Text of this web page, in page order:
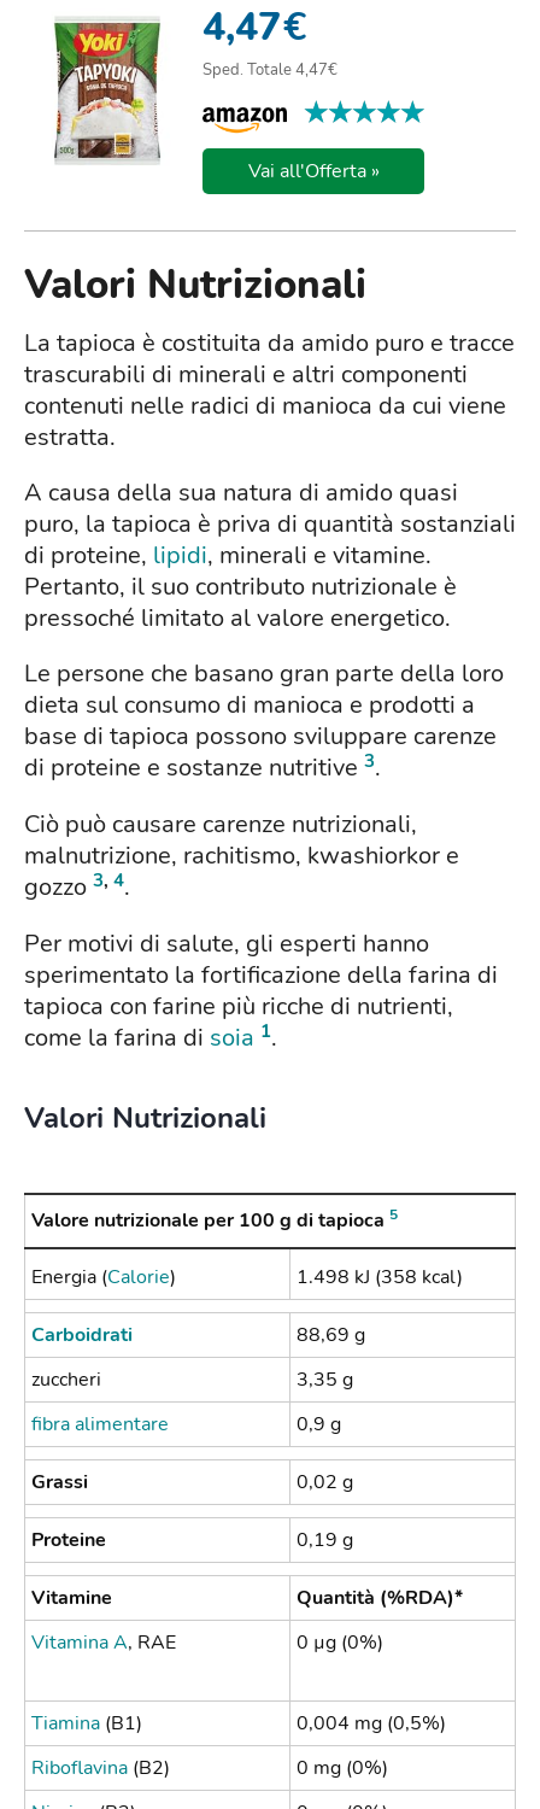
4,47€
Sped. Totale 4,47€
★★★★★
★★★★★
Vai all'Offerta »
Valori Nutrizionali
La tapioca è costituita da amido puro e tracce
trascurabili di minerali e altri componenti
contenuti nelle radici di manioca da cui viene
estratta.
A causa della sua natura di amido quasi
puro, la tapioca è priva di quantità sostanziali
di proteine, lipidi, minerali e vitamine.
Pertanto, il suo contributo nutrizionale è
pressoché limitato al valore energetico.
Le persone che basano gran parte della loro
dieta sul consumo di manioca e prodotti a
base di tapioca possono sviluppare carenze
di proteine e sostanze nutritive 3.
Ciò può causare carenze nutrizionali,
malnutrizione, rachitismo, kwashiorkor e
gozzo 3, 4.
Per motivi di salute, gli esperti hanno
sperimentato la fortificazione della farina di
tapioca con farine più ricche di nutrienti,
come la farina di soia 1.
Valori Nutrizionali
Valore nutrizionale per 100 g di tapioca 5
Energia (Calorie) 1.498 kJ (358 kcal)
Carboidrati
88,69 g
zuccheri
3,35 g
fibra alimentare
0,9 g
Grassi 0,02 g
Proteine 0,19 g
Vitamine
Quantità (%RDA)*
Vitamina A, RAE 0 µg (0%)
Tiamina (B1)
0,004 mg (0,5%)
Riboflavina (B2)
0 mg (0%)